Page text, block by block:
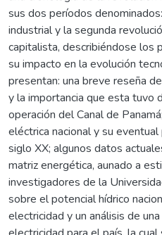
sus dos períodos
industrial y la segunda
capitalista, describiéndose los
su impacto en la evolución
presentan: una breve reseña
y la importancia que esta tuvo
operación del Canal de
eléctrica nacional y su
siglo XX; algunos datos
matriz energética, aunado a
investigadores de la
sobre el potencial hídrico
electricidad y un análisis de